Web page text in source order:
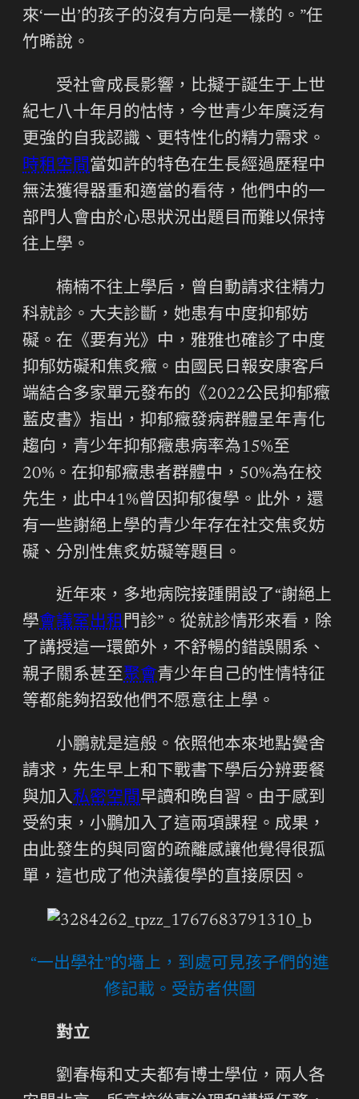
來‘一出’的孩子的沒有方向是一樣的。”任
竹晞說。
受社會成長影響，比擬于誕生于上世
紀七八十年月的怙恃，今世青少年廣泛有
更強的自我認識、更特性化的精力需求。
時租空間當如許的特色在生長經過歷程中
無法獲得器重和適當的看待，他們中的一
部門人會由於心思狀況出題目而難以保持
往上學。
楠楠不往上學后，曾自動請求往精力
科就診。大夫診斷，她患有中度抑郁妨
礙。在《要有光》中，雅雅也確診了中度
抑郁妨礙和焦炙癥。由國民日報安康客戶
端結合多家單元發布的《2022公民抑郁癥
藍皮書》指出，抑郁癥發病群體呈年青化
趨向，青少年抑郁癥患病率為15%至
20%。在抑郁癥患者群體中，50%為在校
先生，此中41%曾因抑郁復學。此外，還
有一些謝絕上學的青少年存在社交焦炙妨
礙、分別性焦炙妨礙等題目。
近年來，多地病院接踵開設了“謝絕上
學會議室出租門診”。從就診情形來看，除
了講授這一環節外，不舒暢的錯誤關系、
親子關系甚至聚會青少年自己的性情特征
等都能夠招致他們不愿意往上學。
小鵬就是這般。依照他本來地點黌舍
請求，先生早上和下戰書下學后分辨要餐
與加入私密空間早讀和晚自習。由于感到
受約束，小鵬加入了這兩項課程。成果，
由此發生的與同窗的疏離感讓他覺得很孤
單，這也成了他決議復學的直接原因。
“一出學社”的墻上，到處可見孩子們的進
修記載。受訪者供圖
對立
劉春梅和丈夫都有博士學位，兩人各